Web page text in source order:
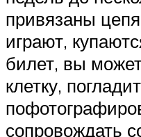
привязаны
играют,
билет, вы
клетку,
сопровождать